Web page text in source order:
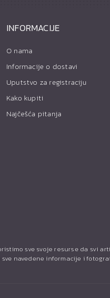
INFORMACIJE
O nama
Informacije o dostavi
Uputstvo za registraciju
Kako kupiti
Najčešća pitanja
sve svoje resurse da
sve navedene informacije i